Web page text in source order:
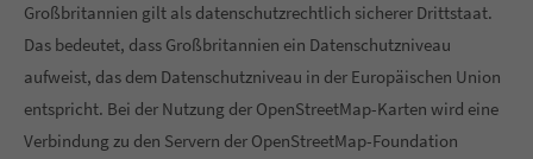
Großbritannien gilt als datenschutzrechtlich sicherer Drittstaat.
Das bedeutet, dass Großbritannien ein Datenschutzniveau
aufweist, das dem Datenschutzniveau in der Europäischen Union
entspricht. Bei der Nutzung der OpenStreetMap-Karten wird eine
Verbindung zu den Servern der OpenStreetMap-Foundation